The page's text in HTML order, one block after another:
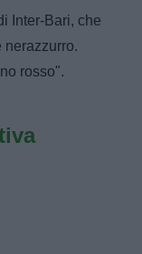
Inter-Bari, che
nerazzurro.
rosso".